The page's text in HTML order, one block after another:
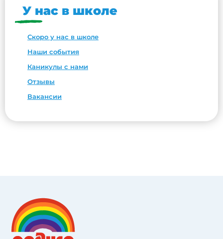
У нас в школе
Скоро у нас в школе
Наши события
Каникулы с нами
Отзывы
Вакансии